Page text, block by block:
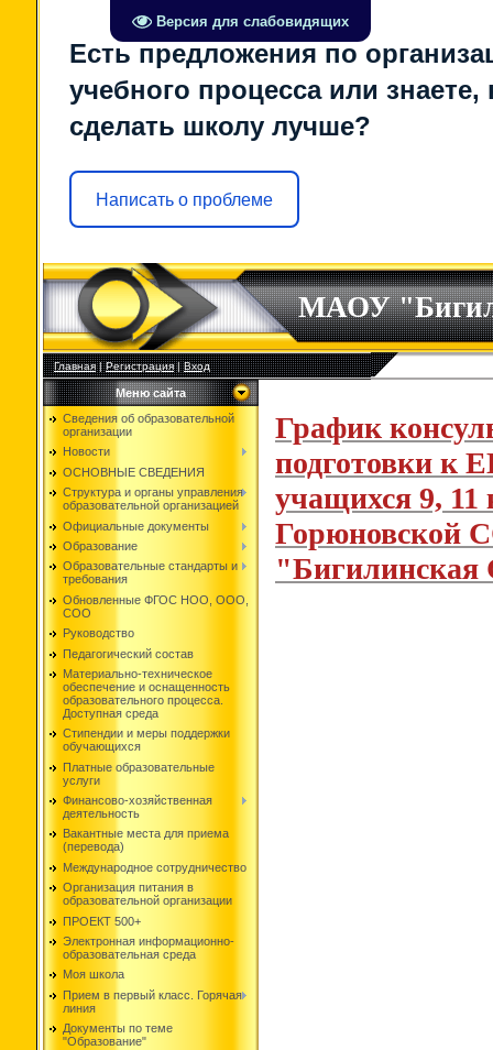
Версия для слабовидящих
Есть предложения по
учебного процесса или знаете,
сделать школу лучше?
Написать о проблеме
МАОУ
Главная|Регистрация|Вход
Меню сайта
Сведения об образовательной
организации
Новости
ОСНОВНЫЕ СВЕДЕНИЯ
Структура и органы управления
образовательной организацией
Официальные документы
Образование
Образовательные стандарты и
требования
Обновленные ФГОС НОО, ООО,
СОО
Руководство
Педагогический состав
Материально-техническое
обеспечение и оснащенность
образовательного процесса.
Доступная среда
Стипендии и меры поддержки
обучающихся
Платные образовательные
услуги
Финансово-хозяйственная
деятельность
Вакантные места для приема
(перевода)
Международное сотрудничество
Организация питания в
образовательной организации
ПРОЕКТ 500+
Электронная информационно-
образовательная среда
Моя школа
Прием в первый класс. Горячая
линия
Документы по теме
"Образование"
График
подготовки к
учащихся 9, 11